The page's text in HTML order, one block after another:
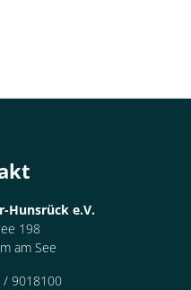
Hunsrück e.V.
198
am See
/ 9018100